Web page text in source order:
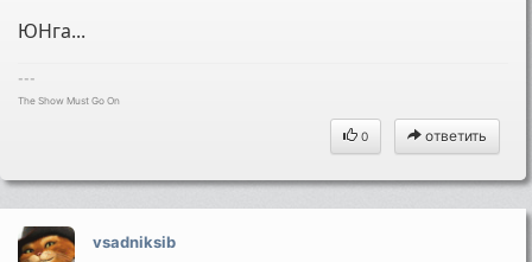
ЮНга...
---
The Show Must Go On
0 ответить
vsadniksib